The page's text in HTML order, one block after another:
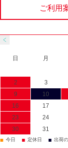
ご利用
日 月
2
3
9
10
16
17
23
24
30
31
■ 今日 ■ 定休日 ■ 出荷